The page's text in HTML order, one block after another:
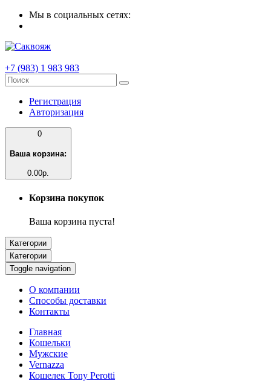
Мы в социальных сетях:
+7 (983) 1 983 983
Регистрация
Авторизация
0
Ваша корзина:
0.00р.
Корзина покупок
Ваша корзина пуста!
Категории
Категории
Toggle navigation
О компании
Способы доставки
Контакты
Главная
Кошельки
Мужские
Vernazza
Кошелек Tony Perotti